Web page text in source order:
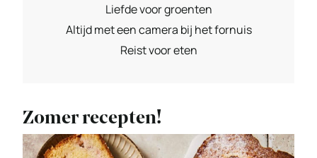
Liefde voor groenten
Altijd met een camera bij het fornuis
Reist voor eten
Zomer recepten!